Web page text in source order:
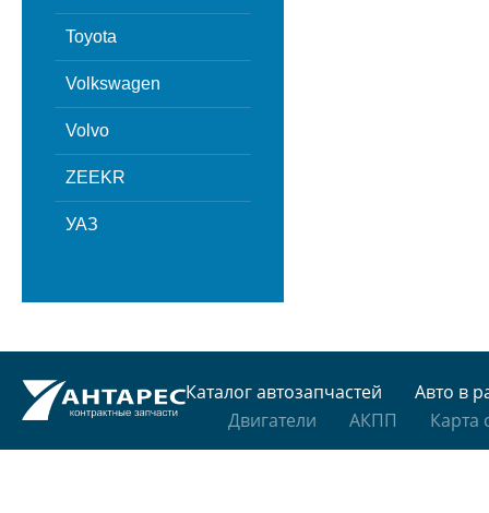
Toyota
Volkswagen
Volvo
ZEEKR
УАЗ
Каталог автозапчастей
Авто в
Двигатели
АКПП Карта